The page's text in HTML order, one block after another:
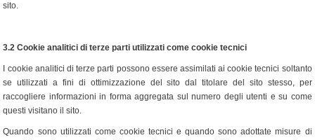
sito.
3.2Cookie analitici di terze parti utilizzati come cookie tecnici
I cookie analitici di terze parti possono essere assimilati ai cookie tecnici soltanto
se utilizzati a fini di ottimizzazione del sito dal titolare del sito stesso, per
raccogliere informazioni in forma aggregata sul numero degli utenti e su come
questi visitano il sito.
Quando sono utilizzati come cookie tecnici e quando sono adottate misure di